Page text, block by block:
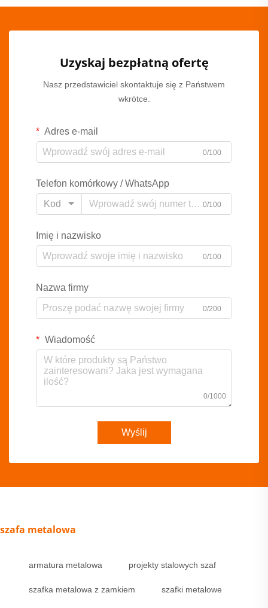
Uzyskaj bezpłatną ofertę
Nasz przedstawiciel skontaktuje się z Państwem
wkrótce.
Adres e-mail
0/100
Telefon komórkowy / WhatsApp
Kod
0/100
Imię i nazwisko
0/100
Nazwa firmy
0/200
Wiadomość
0/1000
Wyślij
szafa metalowa
armatura metalowa projekty stalowych szaf
szafka metalowa z zamkiem szafki metalowe